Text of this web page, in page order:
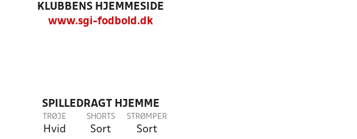
KLUBBENS HJEMMESIDE
www.sgi-fodbold.dk
SPILLEDRAGT HJEMME
TRØJE
Hvid
SHORTS
Sort
STRØMPER
Sort